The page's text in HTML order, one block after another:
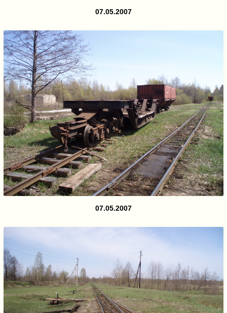
07.05.2007
07.05.2007